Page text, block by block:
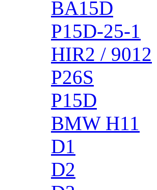
BA15D
P15D-25-1
HIR2 / 9012
P26S
P15D
BMW H11
D1
D2